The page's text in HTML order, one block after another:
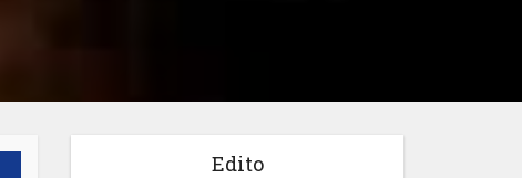
Edito